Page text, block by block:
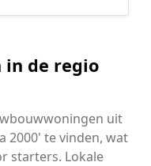
in de regio
uit
2000' te vinden, wat
starters. Lokale